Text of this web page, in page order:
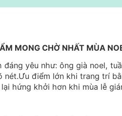
MONG CHỜ NHẤT MÙA
đáng yêu như: ông già noel,
nét.Ưu điểm lớn khi trang trí
hứng khởi hơn khi mùa lễ